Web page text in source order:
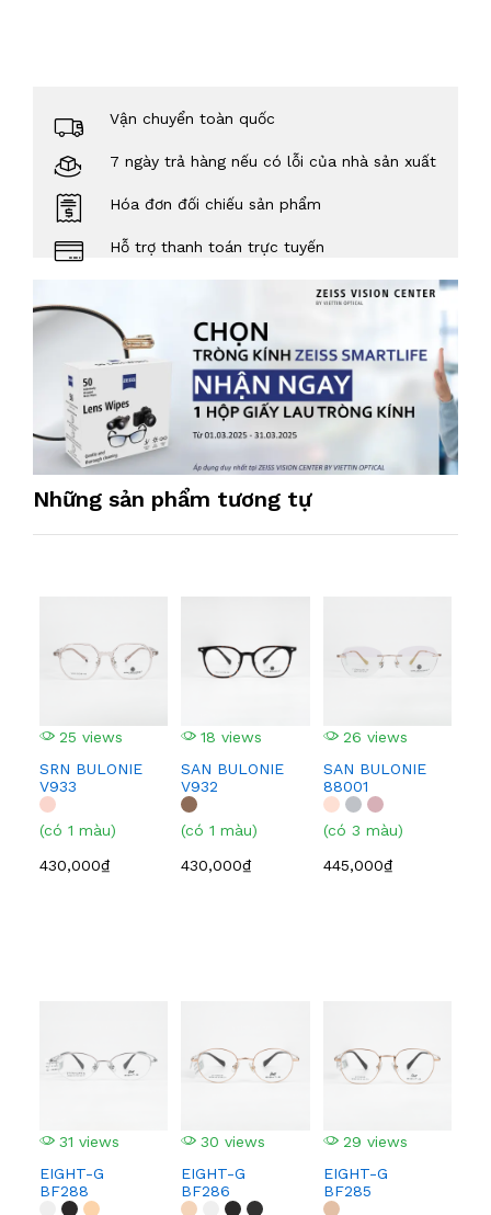
Vận chuyển toàn quốc
7 ngày trả hàng nếu có lỗi của nhà sản xuất
Hóa đơn đối chiếu sản phẩm
Hỗ trợ thanh toán trực tuyến
Những sản phẩm tương tự
25 views
SRN BULONIE
V933
(có 1 màu)
430,000₫
18 views
SAN BULONIE
V932
(có 1 màu)
430,000₫
26 views
SAN BULONIE
88001
(có 3 màu)
445,000₫
31 views
EIGHT-G
BF288
30 views
EIGHT-G
BF286
29 views
EIGHT-G
BF285